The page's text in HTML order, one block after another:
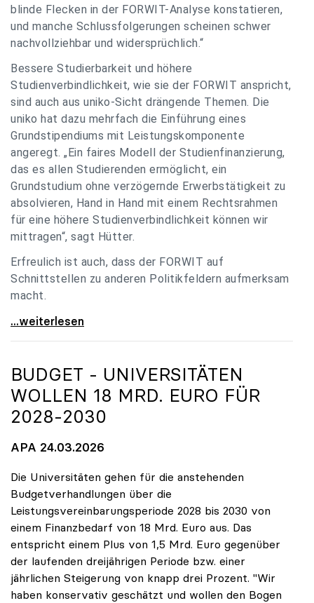
blinde Flecken in der FORWIT-Analyse konstatieren,
und manche Schlussfolgerungen scheinen schwer
nachvollziehbar und widersprüchlich.“
Bessere Studierbarkeit und höhere
Studienverbindlichkeit, wie sie der FORWIT anspricht,
sind auch aus uniko-Sicht drängende Themen. Die
uniko hat dazu mehrfach die Einführung eines
Grundstipendiums mit Leistungskomponente
angeregt. „Ein faires Modell der Studienfinanzierung,
das es allen Studierenden ermöglicht, ein
Grundstudium ohne verzögernde Erwerbstätigkeit zu
absolvieren, Hand in Hand mit einem Rechtsrahmen
für eine höhere Studienverbindlichkeit können wir
mittragen“, sagt Hütter.
Erfreulich ist auch, dass der FORWIT auf
Schnittstellen zu anderen Politikfeldern aufmerksam
macht.
uniko zu FORWIT-Analyse: Wichtige Themen
...weiterlesen
BUDGET - UNIVERSITÄTEN
WOLLEN 18 MRD. EURO FÜR
2028-2030
APA 24.03.2026
Die Universitäten gehen für die anstehenden
Budgetverhandlungen über die
Leistungsvereinbarungsperiode 2028 bis 2030 von
einem Finanzbedarf von 18 Mrd. Euro aus. Das
entspricht einem Plus von 1,5 Mrd. Euro gegenüber
der laufenden dreijährigen Periode bzw. einer
jährlichen Steigerung von knapp drei Prozent. "Wir
haben konservativ geschätzt und wollen den Bogen